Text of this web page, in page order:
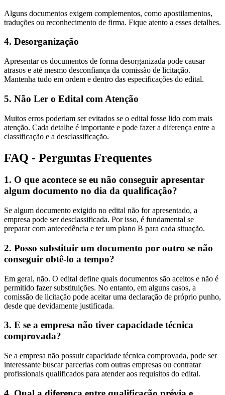
Alguns documentos exigem complementos, como apostilamentos,
traduções ou reconhecimento de firma. Fique atento a esses detalhes.
4. Desorganização
Apresentar os documentos de forma desorganizada pode causar
atrasos e até mesmo desconfiança da comissão de licitação.
Mantenha tudo em ordem e dentro das especificações do edital.
5. Não Ler o Edital com Atenção
Muitos erros poderiam ser evitados se o edital fosse lido com mais
atenção. Cada detalhe é importante e pode fazer a diferença entre a
classificação e a desclassificação.
FAQ - Perguntas Frequentes
1. O que acontece se eu não conseguir apresentar
algum documento no dia da qualificação?
Se algum documento exigido no edital não for apresentado, a
empresa pode ser desclassificada. Por isso, é fundamental se
preparar com antecedência e ter um plano B para cada situação.
2. Posso substituir um documento por outro se não
conseguir obtê-lo a tempo?
Em geral, não. O edital define quais documentos são aceitos e não é
permitido fazer substituições. No entanto, em alguns casos, a
comissão de licitação pode aceitar uma declaração de próprio punho,
desde que devidamente justificada.
3. E se a empresa não tiver capacidade técnica
comprovada?
Se a empresa não possuir capacidade técnica comprovada, pode ser
interessante buscar parcerias com outras empresas ou contratar
profissionais qualificados para atender aos requisitos do edital.